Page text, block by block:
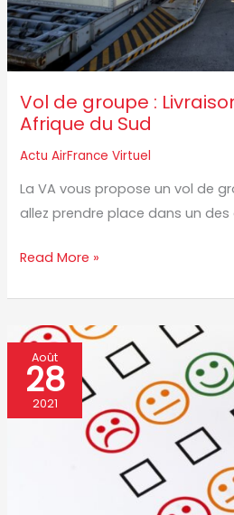
Vol de groupe :
Afrique du Sud
Actu AirFrance Virtuel
La VA vous propose un vol de
allez prendre place dans un
en
Afrique
du
Read More »
Août
28
2021
Toujours
à
l’écoute